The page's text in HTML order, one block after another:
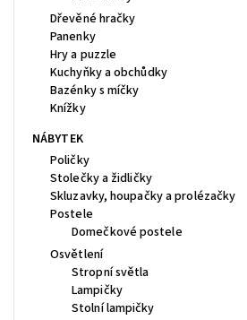
Dřevěné hračky
Panenky
Hry a puzzle
Kuchyňky a obchůdky
Bazénky s míčky
Knížky
NÁBYTEK
Poličky
Stolečky a židličky
Skluzavky, houpačky a prolézačky
Postele
Domečkové postele
Osvětlení
Stropní světla
Lampičky
Stolní lampičky